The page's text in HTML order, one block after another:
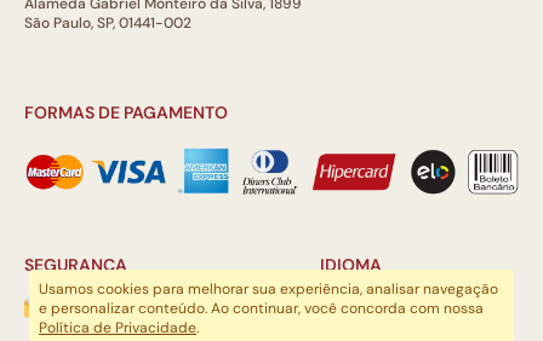
Alameda Gabriel Monteiro da Silva, 1899
São Paulo, SP, 01441-002
FORMAS DE PAGAMENTO
SEGURANÇA IDIOMA
Usamos cookies para melhorar sua experiência, analisar navegação
e personalizar conteúdo. Ao continuar, você concorda com nossa
Política de Privacidade.